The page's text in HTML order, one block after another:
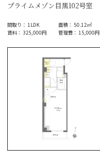
プライムメゾン目黒102号室
間取り： 1LDK
面積： 50.12㎡
賃料： 325,000円
管理費： 15,000円